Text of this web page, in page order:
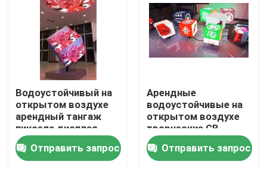
Контроль качества
Свяжитесь с нами
Новости
Случаи
Водоустойчивый на
открытом воздухе
арендный тангаж
пиксела дисплея
СИД экрана P4.81
4.81mm СИД
Отправить запрос
Арендные
водоустойчивые на
открытом воздухе
творческие CB
полного цвета
4.81mm экрана
дисплея СИД
Отправить запрос